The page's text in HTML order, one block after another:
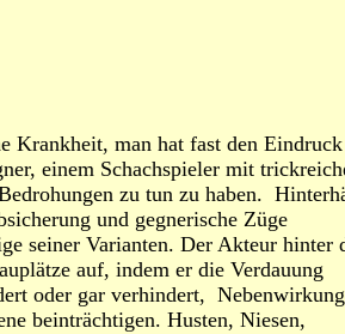
Krankheit, man hat fast den Eindruck
einem Schachspieler mit
zu tun zu haben.
und gegnerische Züge
seiner Varianten. Der Akteur hinter
auf, indem er die Verdauung
oder gar verhindert,
beinträchtigen. Husten, Niesen,